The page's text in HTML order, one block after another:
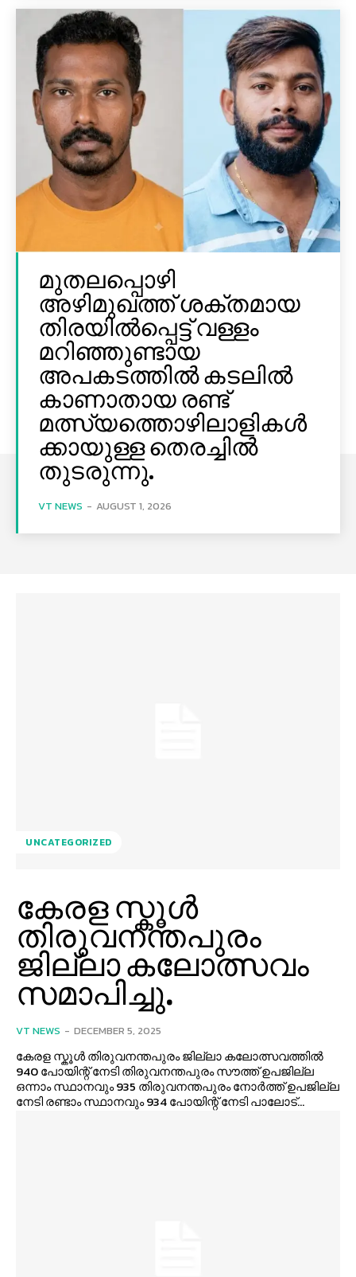
മുതലപ്പൊഴി
അഴിമുഖത്ത് ശക്തമായ
തിരയിൽപ്പെട്ട് വള്ളം
മറിഞ്ഞുണ്ടായ
അപകടത്തിൽ കടലിൽ
കാണാതായ രണ്ട്
മത്സ്യത്തൊഴിലാളികൾ
ക്കായുള്ള തെരച്ചിൽ
തുടരുന്നു.
VT NEWS - AUGUST 1, 2026
UNCATEGORIZED
കേരള സ്കൂൾ
തിരുവനന്തപുരം
ജില്ലാ കലോത്സവം
സമാപിച്ചു.
VT NEWS - DECEMBER 5, 2025
കേരള സ്കൂൾ തിരുവനന്തപുരം ജില്ലാ കലോത്സവത്തിൽ
940 പോയിന്റ് നേടി തിരുവനന്തപുരം സൗത്ത് ഉപജില്ല
ഒന്നാം സ്ഥാനവും 935 തിരുവനന്തപുരം നോർത്ത് ഉപജില്ല
നേടി രണ്ടാം സ്ഥാനവും 934 പോയിന്റ് നേടി പാലോട്...